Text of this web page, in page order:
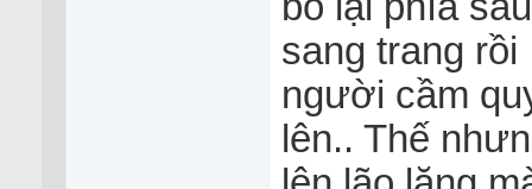
sang trang
người cầm
lên.. Thế